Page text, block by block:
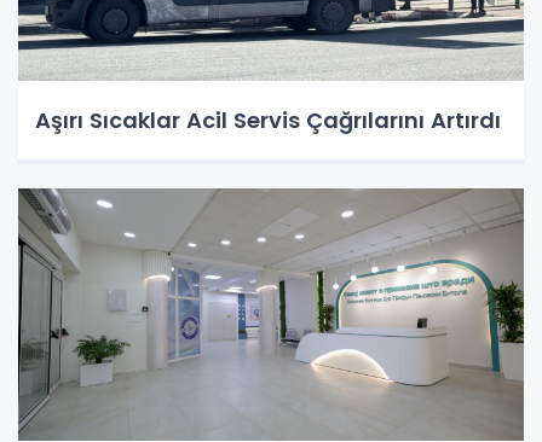
Aşırı Sıcaklar Acil Servis Çağrılarını Artırdı